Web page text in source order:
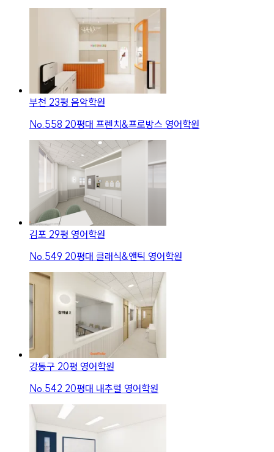
부천 23평 음악학원
No. 558 20평대 프렌치&프로방스 영어학원
김포 29평 영어학원
No. 549 20평대 클래식&앤틱 영어학원
강동구 20평 영어학원
No. 542 20평대 내추럴 영어학원